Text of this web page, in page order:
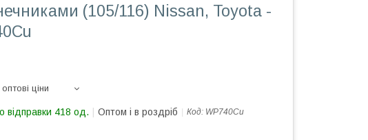
(105/116) Nissan, Toyota -
ціни
відправки 418 од. Оптом і в роздріб Код: WP740Cu